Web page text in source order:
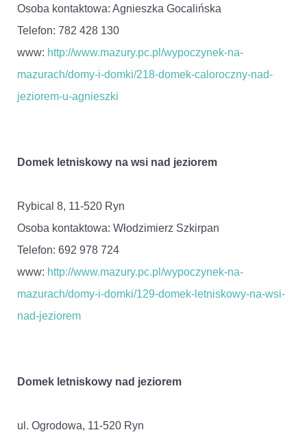
Osoba kontaktowa: Agnieszka Gocalińska
Telefon: 782 428 130
www: http://www.mazury.pc.pl/wypoczynek-na-
mazurach/domy-i-domki/218-domek-caloroczny-nad-
jeziorem-u-agnieszki
Domek letniskowy na wsi nad jeziorem
Rybical 8, 11-520 Ryn
Osoba kontaktowa: Włodzimierz Szkirpan
Telefon: 692 978 724
www: http://www.mazury.pc.pl/wypoczynek-na-
mazurach/domy-i-domki/129-domek-letniskowy-na-wsi-
nad-jeziorem
Domek letniskowy nad jeziorem
ul. Ogrodowa, 11-520 Ryn